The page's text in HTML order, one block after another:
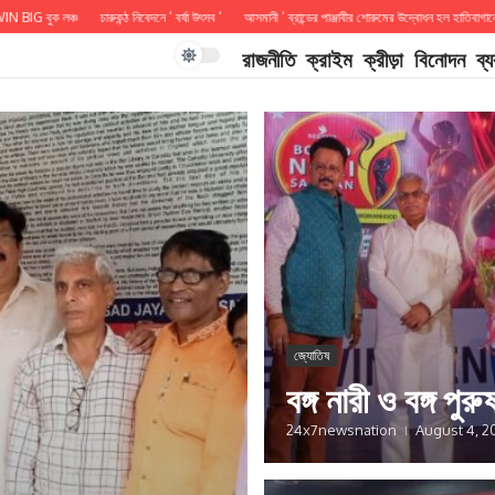
লঞ্চ চারুকন্ঠ নিবেদনে ‘ বর্ষা উৎসব ‘ আসমানী ‘ ব্রান্ডের পাঞ্জাবীর শোরুমের উদ্বোধন হল হাতিবাগানে আসছে
রাজনীতি ক্রাইম ক্রীড়া বিনোদন
জ্যোতিষ
বঙ্গ নারী ও বঙ্গ
24x7newsnation August 4,